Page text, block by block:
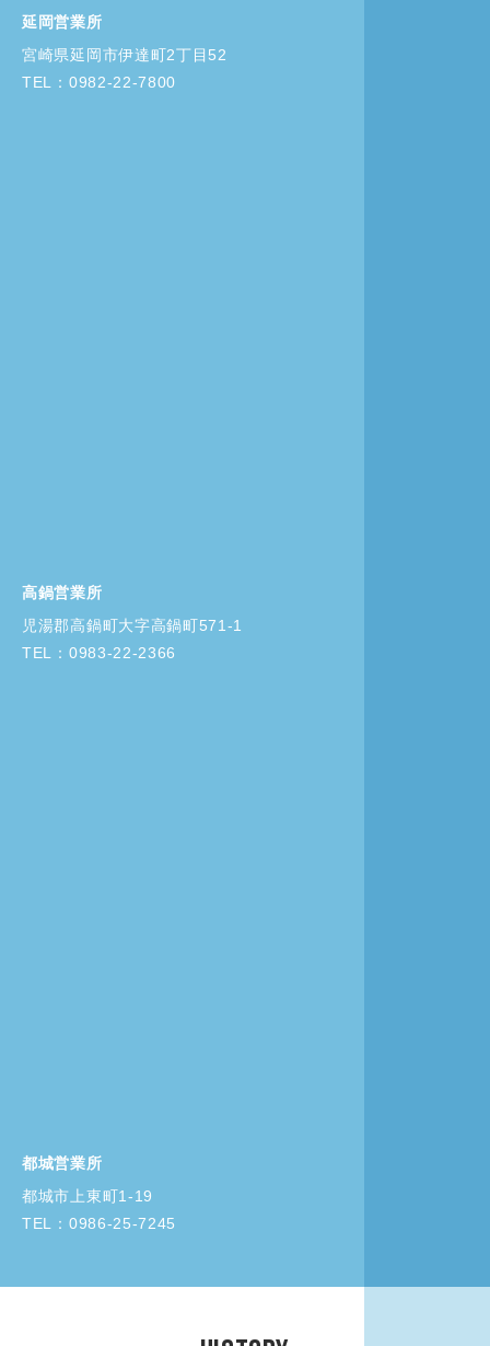
延岡営業所
宮崎県延岡市伊達町2丁目52
TEL：0982-22-7800
高鍋営業所
児湯郡高鍋町大字高鍋町571-1
TEL：0983-22-2366
都城営業所
都城市上東町1-19
TEL：0986-25-7245